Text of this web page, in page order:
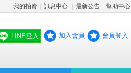
我的拍賣 訊息中心 最新公告 幫助中心
LINE登入 加入會員 會員登入